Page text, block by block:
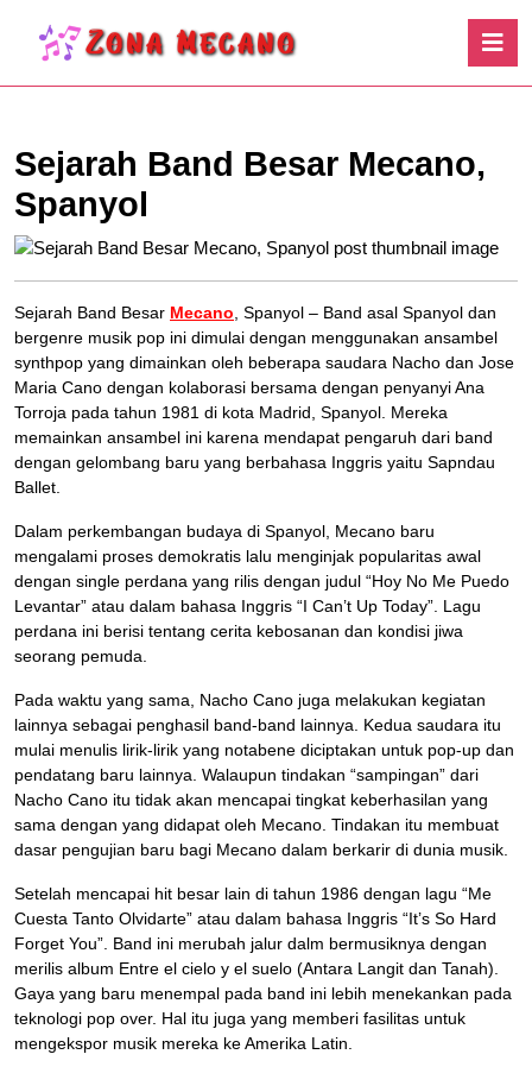
content
Sejarah Band Besar Mecano,
Spanyol
Sejarah Band Besar Mecano , Spanyol – Band asal Spanyol dan
bergenre musik pop ini dimulai dengan menggunakan ansambel
synthpop yang dimainkan oleh beberapa saudara Nacho dan Jose
Maria Cano dengan kolaborasi bersama dengan penyanyi Ana
Torroja pada tahun 1981 di kota Madrid, Spanyol. Mereka
memainkan ansambel ini karena mendapat pengaruh dari band
dengan gelombang baru yang berbahasa Inggris yaitu Sapndau
Ballet.
Dalam perkembangan budaya di Spanyol, Mecano baru
mengalami proses demokratis lalu menginjak popularitas awal
dengan single perdana yang rilis dengan judul “Hoy No Me Puedo
Levantar” atau dalam bahasa Inggris “I Can’t Up Today”. Lagu
perdana ini berisi tentang cerita kebosanan dan kondisi jiwa
seorang pemuda.
Pada waktu yang sama, Nacho Cano juga melakukan kegiatan
lainnya sebagai penghasil band-band lainnya. Kedua saudara itu
mulai menulis lirik-lirik yang notabene diciptakan untuk pop-up dan
pendatang baru lainnya. Walaupun tindakan “sampingan” dari
Nacho Cano itu tidak akan mencapai tingkat keberhasilan yang
sama dengan yang didapat oleh Mecano. Tindakan itu membuat
dasar pengujian baru bagi Mecano dalam berkarir di dunia musik.
Setelah mencapai hit besar lain di tahun 1986 dengan lagu “Me
Cuesta Tanto Olvidarte” atau dalam bahasa Inggris “It’s So Hard
Forget You”. Band ini merubah jalur dalm bermusiknya dengan
merilis album Entre el cielo y el suelo (Antara Langit dan Tanah).
Gaya yang baru menempal pada band ini lebih menekankan pada
teknologi pop over. Hal itu juga yang memberi fasilitas untuk
mengekspor musik mereka ke Amerika Latin.